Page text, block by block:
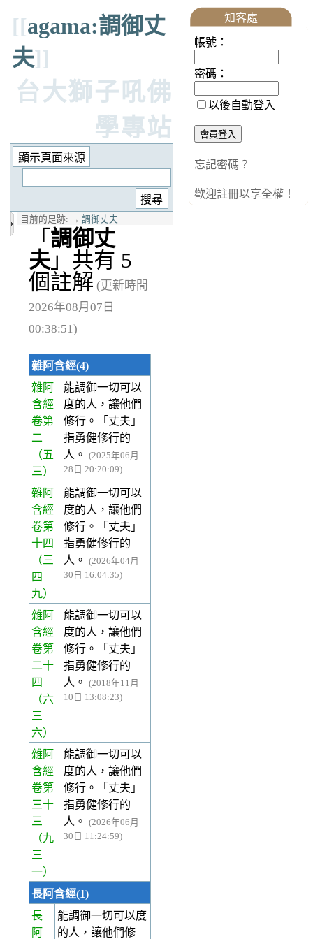
[[agama:調御丈
夫]]
台大獅子吼佛
學專站
目前的足跡: → 調御丈夫
「 調御丈
夫 」共有 5
個註解 (更新時間
2026年08月07日
00:38:51)
雜阿含經(4)
雜阿
含經
卷第
二
（五
三）
能調御一切可以
度的人，讓他們
修行。「丈夫」
指勇健修行的
人。
(2025年06月
28日 20:20:09)
雜阿
含經
卷第
十四
（三
四
九）
能調御一切可以
度的人，讓他們
修行。「丈夫」
指勇健修行的
人。
(2026年04月
30日 16:04:35)
雜阿
含經
卷第
二十
四
（六
三
六）
能調御一切可以
度的人，讓他們
修行。「丈夫」
指勇健修行的
人。
(2018年11月
10日 13:08:23)
雜阿
含經
卷第
三十
三
（九
三
一）
能調御一切可以
度的人，讓他們
修行。「丈夫」
指勇健修行的
人。
(2026年06月
30日 11:24:59)
長阿含經(1)
長
阿
能調御一切可以度
的人，讓他們修
知客處
帳號：
密碼：
以後自動登入
忘記密碼？
歡迎註冊以享全權！